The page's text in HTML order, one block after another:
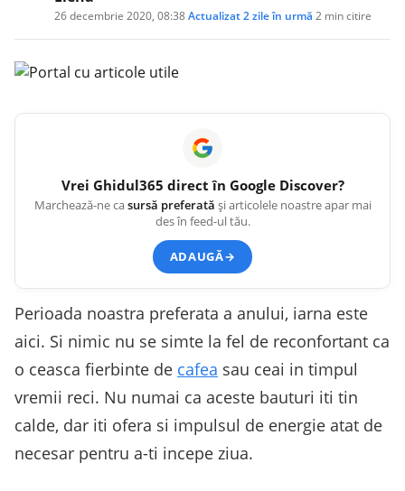
26 decembrie 2020, 08:38Actualizat2 zile în urmă 2 min citire
Vrei Ghidul365 direct în Google Discover?
Marchează-ne casursă preferată și articolele noastre apar mai
des în feed-ul tău.
ADAUGĂ→
Perioada noastra preferata a anului, iarna este
aici. Si nimic nu se simte la fel de reconfortant ca
o ceasca fierbinte de cafea sau ceai in timpul
vremii reci. Nu numai ca aceste bauturi iti tin
calde, dar iti ofera si impulsul de energie atat de
necesar pentru a-ti incepe ziua.